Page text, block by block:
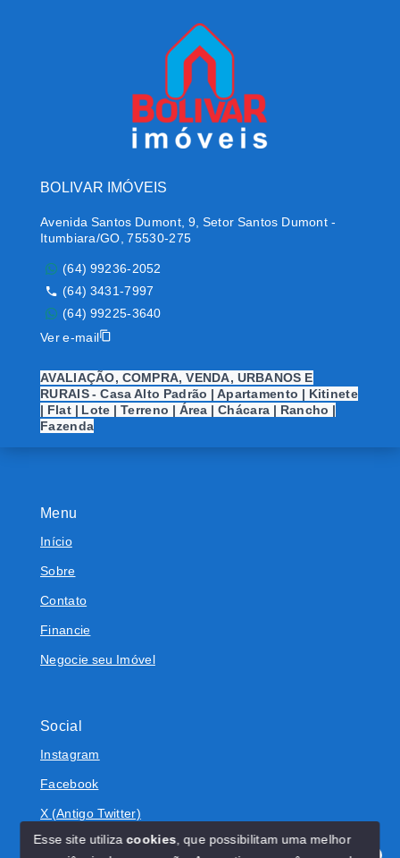
Menu
Início
Sobre
Contato
Financie
Negocie seu Imóvel
Social
Instagram
Facebook
X (Antigo Twitter)
BOLIVAR IMÓVEIS
Avenida Santos Dumont, 9, Setor Santos Dumont -
Itumbiara/GO, 75530-275
(64) 99236-2052
(64) 3431-7997
(64) 99225-3640
Ver e-mail
AVALIAÇÃO, COMPRA, VENDA, URBANOS E
RURAIS - Casa Alto Padrão | Apartamento | Kitinete
| Flat | Lote | Terreno | Área | Chácara | Rancho |
Fazenda
Esse site utilizacookies , que possibilitam uma melhor